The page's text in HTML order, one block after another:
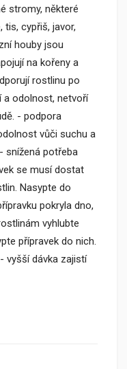
stromy, některé
tis, cypřiš, javor,
houby jsou
na kořeny a
rostlinu po
a odolnost, netvoří
- podpora
vůči suchu a
snížená potřeba
se musí dostat
Nasypte do
pokryla dno,
vyhlubte
přípravek do nich.
vyšší dávka zajistí